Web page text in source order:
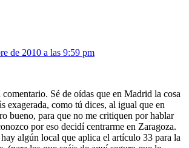
de 2010 a las 9:59 pm
Sé de oídas que en Madrid la cosa
exagerada, como tú dices, al igual que en
bueno, para que no me critiquen por hablar
por eso decidí centrarme en Zaragoza.
algún local que aplica el artículo 33 para la